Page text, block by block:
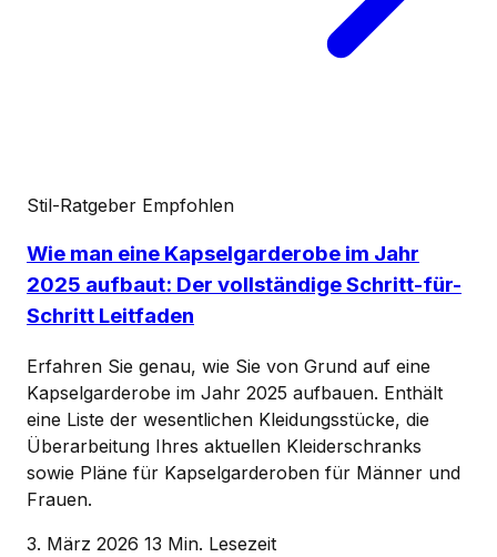
Stil-Ratgeber Empfohlen
Wie man eine Kapselgarderobe im Jahr
2025 aufbaut: Der vollständige Schritt-für-
Schritt Leitfaden
Erfahren Sie genau, wie Sie von Grund auf eine
Kapselgarderobe im Jahr 2025 aufbauen. Enthält
eine Liste der wesentlichen Kleidungsstücke, die
Überarbeitung Ihres aktuellen Kleiderschranks
sowie Pläne für Kapselgarderoben für Männer und
Frauen.
3. März 2026 13 Min. Lesezeit